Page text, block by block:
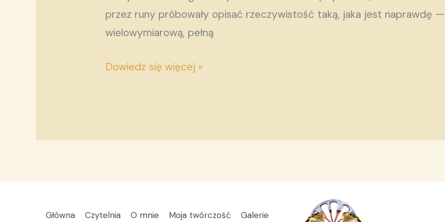
przez runy próbowały opisać rzeczywistość taką, jaka jest naprawdę —
wielowymiarową, pełną
Dowiedz się więcej »
Główna Czytelnia O mnie Moja twórczość
Galerie